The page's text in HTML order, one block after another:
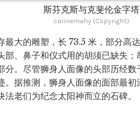
斯芬克斯与克斐伦金字塔
carinemahy (Copyright)
最大的雕塑，长 73.5 米，部分高
部、鼻子和仪式用的胡须已缺失
分。尽管狮身人面像的头部历经
。据推测，狮身人面像的面部最
老们为纪念太阳神而立的石碑。